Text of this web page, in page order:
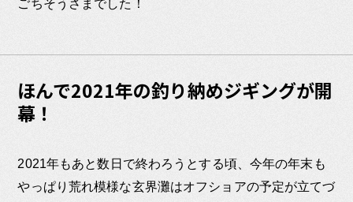
ごちそうさまでした！
ほんで2021年の釣り納めジギングが開
幕！
2021年もあと数日で終わろうとする頃、今年の年末も
やっぱり荒れ模様な玄界灘はオフショアの予定が立てづ